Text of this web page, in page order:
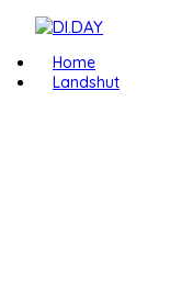
Home
Landshut